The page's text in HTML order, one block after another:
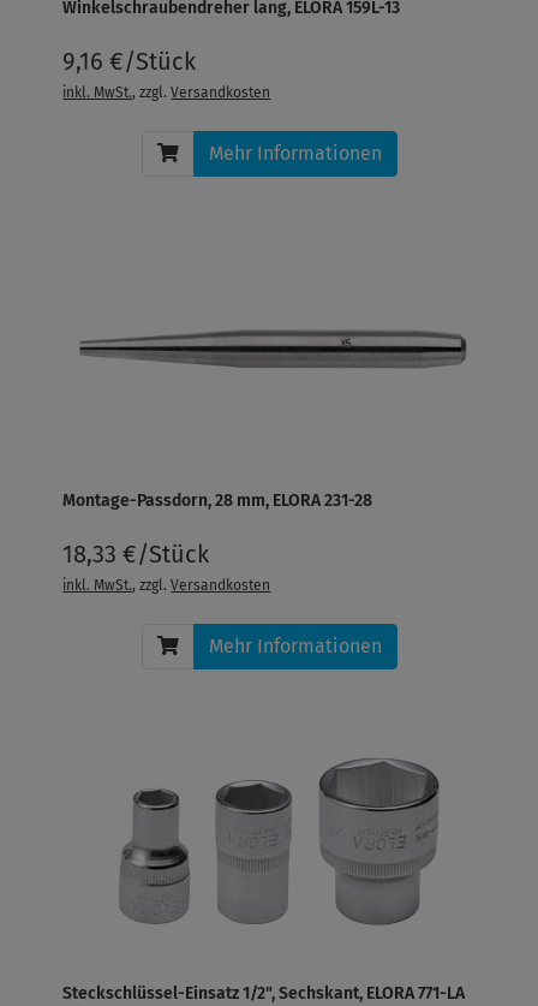
Winkelschraubendreher lang, ELORA 159L-13
9,16 €/Stück
inkl. MwSt., zzgl.Versandkosten
Mehr Informationen
Montage-Passdorn, 28 mm, ELORA 231-28
18,33 €/Stück
inkl. MwSt., zzgl.Versandkosten
Mehr Informationen
Steckschlüssel-Einsatz 1/2", Sechskant, ELORA 771-LA